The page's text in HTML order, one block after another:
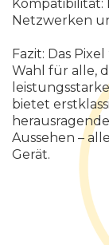
Kompatibi ität:
Netzwerken u
Fazit: Das Pixe
Wa h für a e, d
eistungsstarke
bietet erst k assi
herausragende
Ausse hen – a e
Gerät.